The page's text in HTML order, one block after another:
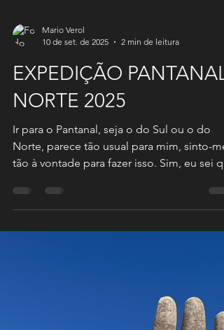
10 de set. de 2025
2 min de leitura
EXPEDIÇÃO PANTANAL
NORTE 2025
sinto-me confortável, apesar de não ir com
frequência. Talvez sejam as pessoas que lá